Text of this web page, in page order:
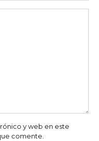
y web en este
comente.